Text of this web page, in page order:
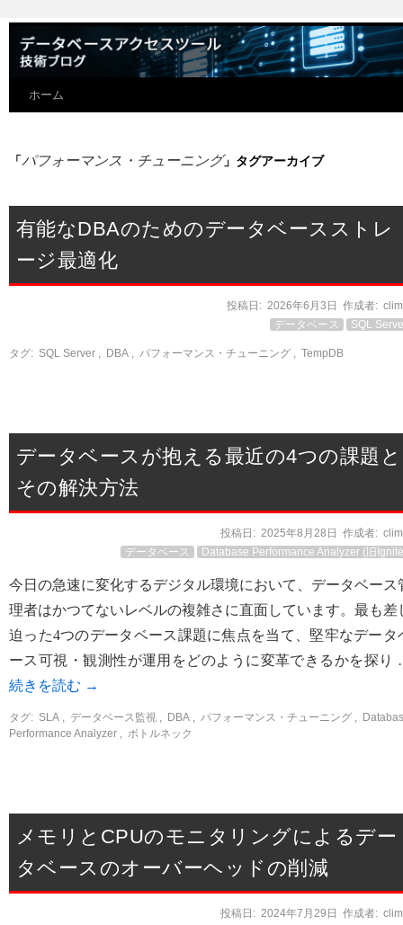
ホーム
「パフォーマンス・チューニング」タグアーカイブ
有能なDBAのためのデータベースストレ
ージ最適化
投稿日: 2026年6月3日 作成者:
データベース
SQL
タグ: SQL Server , DBA , パフォーマンス・チューニング , TempDB
データベースが抱える最近の4つの課題と
その解決方法
投稿日: 2025年8月28日 作成者:
データベース
Database Performance Analyzer (旧
今日の急速に変化するデジタル環境において、データベース
理者はかつてないレベルの複雑さに直面しています。最も差
迫った4つのデータベース課題に焦点を当て、堅牢なデータ
ース可視・観測性が運用をどのように変革できるかを探り
続きを読む →
タグ: SLA , データベース監視 , DBA , パフォーマンス・チューニング ,
Performance Analyzer , ボトルネック
メモリとCPUのモニタリングによるデー
タベースのオーバーヘッドの削減
投稿日: 2024年7月29日 作成者: